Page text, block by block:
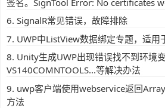
SignalR常见错误，故障排除
UWP中ListView数据绑定专题，适用
Unity生成UWP出现错误找不到环境
VS140COMNTOOLS...等解决办法
uwp客户端使用webservice返回
方法